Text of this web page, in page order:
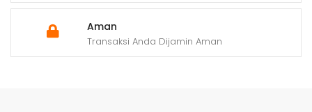
Aman
Transaksi Anda Dijamin Aman